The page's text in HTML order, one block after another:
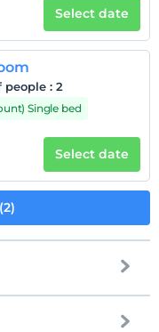
Select date
people : 2
Single bed
Select date